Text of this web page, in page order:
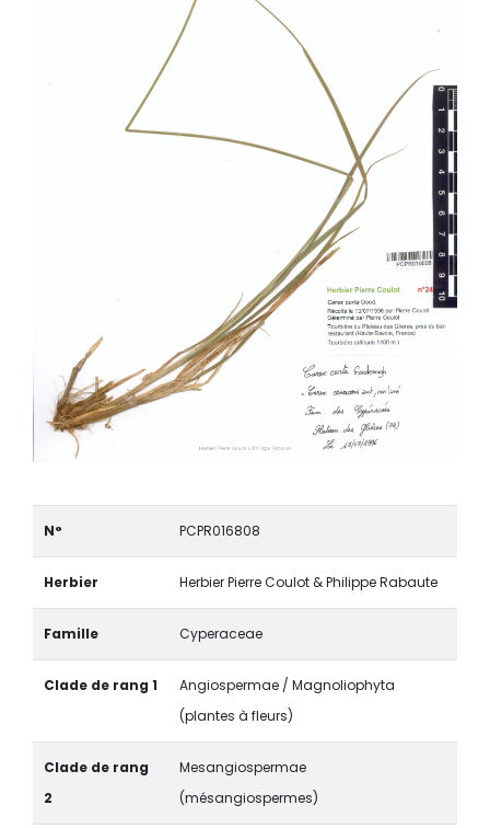
N° PCPR016808
Herbier Herbier Pierre Coulot & Philippe Rabaute
Famille Cyperaceae
Clade de rang 1
Angiospermae / Magnoliophyta
(plantes à fleurs)
Clade de rang
2
Mesangiospermae
(mésangiospermes)